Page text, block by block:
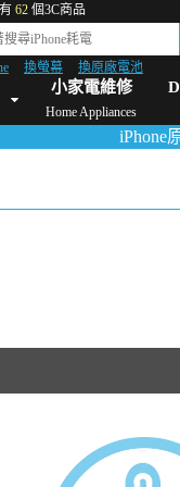
62 個3C商品
換螢幕
換原廠電池
小家電維修
Home Appliances
Dyson維修/價格 Mac Mini
iPhone原廠電池/螢